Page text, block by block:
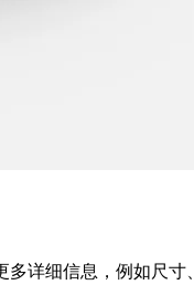
详细信息，例如尺寸、